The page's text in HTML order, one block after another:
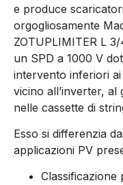
e produce
orgogliosamente
ZOTUPLIMITER L
un SPD a 1000 V
intervento inferiori
vicino all’inverter,
nelle cassette di
Esso si differenzia
applicazioni PV
Classificazione